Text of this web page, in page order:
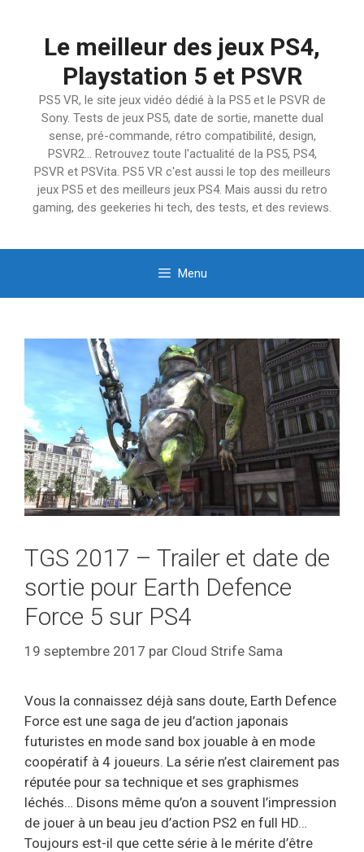
Le meilleur des jeux PS4,
Playstation 5 et PSVR
PS5 VR, le site jeux vidéo dédié à la PS5 et le PSVR de
Sony. Tests de jeux PS5, date de sortie, manette dual
sense, pré-commande, rétro compatibilité, design,
PSVR2… Retrouvez toute l'actualité de la PS5, PS4,
PSVR et PSVita. PS5 VR c'est aussi le top des meilleurs
jeux PS5 et des meilleurs jeux PS4. Mais aussi du retro
gaming, des geekeries hi tech, des tests, et des reviews.
Menu
TGS 2017 – Trailer et date de
sortie pour Earth Defence
Force 5 sur PS4
19 septembre 2017 par Cloud Strife Sama
Vous la connaissez déjà sans doute, Earth Defence
Force est une saga de jeu d’action japonais
futuristes en mode sand box jouable à en mode
coopératif à 4 joueurs. La série n’est clairement pas
réputée pour sa technique et ses graphismes
léchés… Disons même qu’on a souvent l’impression
de jouer à un beau jeu d’action PS2 en full HD…
Toujours est-il que cette série à le mérite d’être